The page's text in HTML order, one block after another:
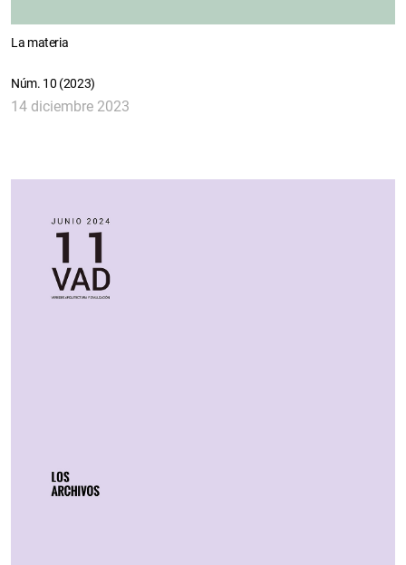
La materia
Núm. 10 (2023)
14 diciembre 2023